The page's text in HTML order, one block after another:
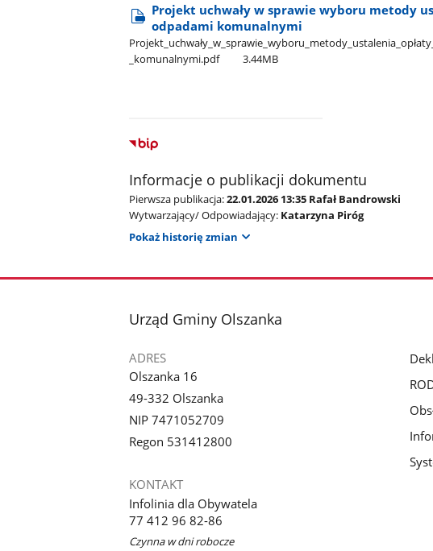
Projekt uchwały w sprawie wyboru metody
odpadami komunalnymi
_komunalnymi.pdf
3.44MB
Informacje o publikacji dokumentu
Pierwsza publikacja:22.01.2026 13:35 Rafał Bandrowski
Wytwarzający/ Odpowiadający: Katarzyna Piróg
Pokaż historię zmian
stopka
Urząd Gminy Olszanka
ADRES
Olszanka 16
49-332 Olszanka
NIP 7471052709
Regon 531412800
KONTAKT
Infolinia dla Obywatela
77 412 96 82-86
Czynna w dni robocze